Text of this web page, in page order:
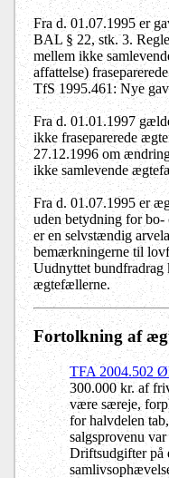
Fra d. 01.07.1995 er
BAL § 22, stk. 3.
mellem ikke
affattelse)
TfS 1995.461: Nye
Fra d. 01.01.1997
ikke fraseparerede
27.12.1996 om
ikke samlevende
Fra d. 01.07.1995 er
uden betydning for
er en selvstændig
bemærkningerne til
Uudnyttet bundfradrag
ægtefællerne.
Fortolkning af
TFA 2004.502
300.000 kr. af
være særeje,
for halvdelen
salgsprovenu
Driftsudgifter på